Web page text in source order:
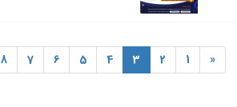
«
1
2
3
4
5
6
7
8